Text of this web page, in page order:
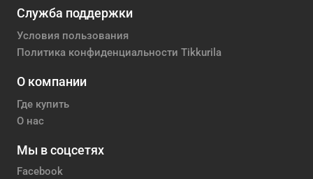
Служба поддержки
Условия пользования
Политика конфиденциальности Tikkurila
О компании
Где купить
О нас
Мы в соцсетях
Facebook